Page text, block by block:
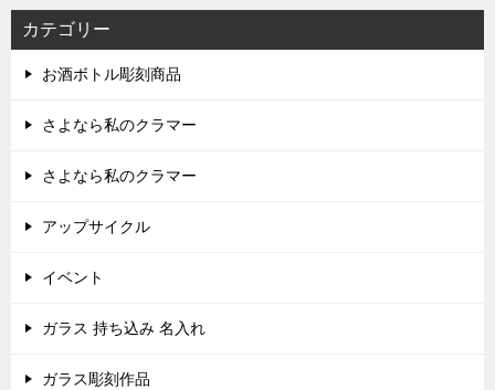
カテゴリー
お酒ボトル彫刻商品
さよなら私のクラマー
さよなら私のクラマー
アップサイクル
イベント
ガラス 持ち込み 名入れ
ガラス彫刻作品